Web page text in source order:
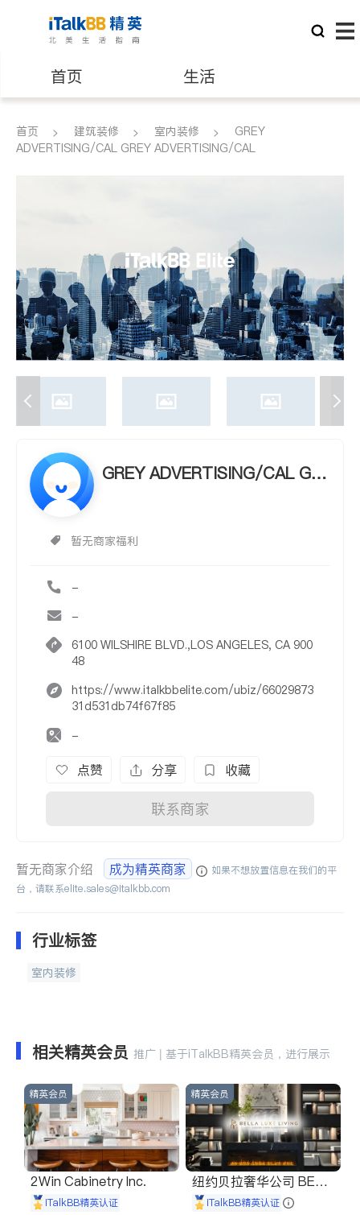
首页 生活
医生 律师
养老 非盈利组织
首页 建筑装修 室内装修
GREY
ADVERTISING/CAL GREY ADVERTISING/CAL
GREY ADVERTISING/CAL GR
暂无商家福利
-
-
6100 WILSHIRE BLVD.,LOS ANGELES, CA 900
48
https://www.italkbbelite.com/ubiz/66029873
31d531db74f67f85
-
点赞 分享 收藏
联系商家
暂无商家介绍 成为精英商家
如果不想放置信息在我们的平
台，请联系elite.sales@italkbb.com
行业标签
室内装修
相关精英会员 推广 | 基于iTalkBB精英会员，进行展示
精英会员
2Win Cabinetry Inc.
iTalkBB精英认证
精英会员
纽约贝拉奢华公司 BELL
A LUXE
iTalkBB精英认证